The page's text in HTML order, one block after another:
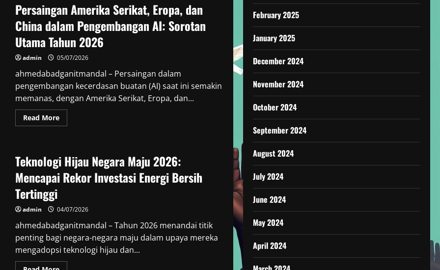
2026
Semakin
Fokus
pada
Kemandirian
Energi
dan
Keamanan
Teknologi
untuk
Masa
Depan
Berkelanjutan
Persaingan Amerika Serikat, Eropa, dan
China dalam Pengembangan AI: Sorotan
Utama Tahun 2026
admin 05/07/2026
ahmedabadganitmandal – Persaingan dalam
pengembangan kecerdasan buatan (AI) saat ini semakin
memanas, dengan Amerika Serikat, Eropa, dan...
Read MoreRead
more
Eropa,
dan
China
dalam
Pengembangan
Utama
Tahun
2026
Teknologi Hijau Negara Maju 2026:
Mencapai Rekor Investasi Energi Bersih
Tertinggi
admin 04/07/2026
ahmedabadganitmandal – Tahun 2026 menandai titik
penting bagi negara-negara maju dalam upaya mereka
mengadopsi teknologi hijau dan...
February 2025
January 2025
December 2024
November 2024
October 2024
September 2024
August 2024
July 2024
June 2024
May 2024
April 2024